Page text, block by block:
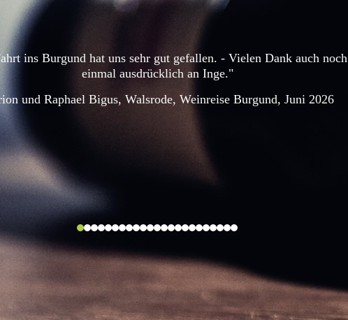
ins Burgund hat uns sehr gut gefallen. - Vielen Dank auch noch
einmal ausdrücklich an Inge."
und Raphael Bigus, Walsrode, Weinreise Burgund, Juni 2026